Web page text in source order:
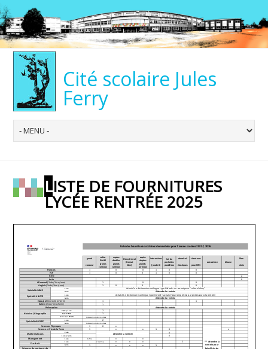
Cité scolaire Jules
Ferry
LISTE DE FOURNITURES
LYCÉE RENTRÉE 2025